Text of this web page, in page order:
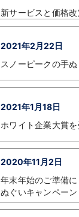
新サービスと価格
2021年2月22日
スノーピークの手
2021年1月18日
ホワイト企業大賞
2020年11月2日
年末年始のご準備
ぬぐいキャンペーン